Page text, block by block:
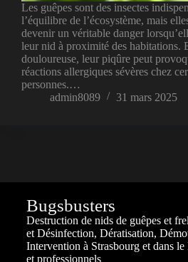
Les guêpes sont des insectes
l’équilibre de l’écosystème, mais
devenir un véritable danger
leur nid à proximité des habitations.
douloureuse, leur piqûre peut
réactions allergiques sévères chez
personnes.…
admin8089
31 mars 2025
Bugsbusters
Destruction de nids de guêpes et
et Désinfection, Dératisation,
Intervention à Strasbourg et dans
et professionnels